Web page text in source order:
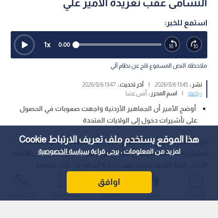
هذا الموقع يستخدم ملف تعريف الارتباط Cookie
لمزيد من المعلومات ، يرجى قراءةسياسة الخصوصية
اوافق
النشامى عقب تغريدة الأمير علي
استمع للخبر:
0:00
1x
ملاحظة: النص المسموع ناتج عن نظام آلي
نشر :13:45 2026/8/6
| آخر تحديث :13:47 2026/8/6
رياضة
| اسم المحرر :أنس عشا
أوضح الأمير أن الجماهير الأردنية واجهت صعوبات في الحصول
على تأشيرات دخول إلى الولايات المتحدة
حول الاتحاد الدولي لكرة القدم "فيفا" المستحقات المالية الخاصة
بمشاركة المنتخب الوطني الأردني في بطولة كأس العرب إلى الاتحاد
عواجل المباشر أحدث الأخبار